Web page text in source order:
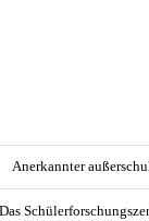
Anerkannter
Das